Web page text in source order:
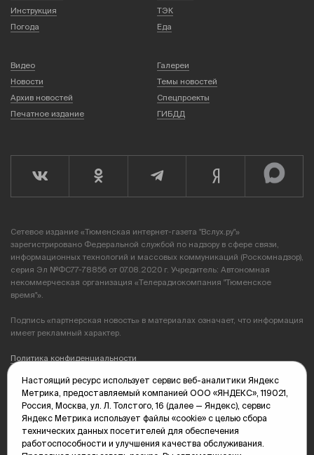
Инструкция
ТЭК
Погода
Еда
Видео
Галереи
Новости
Темы новостей
Архив новостей
Спецпроекты
Печатное издание
ГИБДД
Сетевое издание «Тюменская интернет-газета "Вслух.ру"»
зарегистрировано Федеральной службой по надзору в сфере связи,
информационных технологий и массовых коммуникаций (Роскомнадзор),
серия Эл №ФС77-78856 от 07.08.2020 г. Учредитель: Автономная
некоммерческая организация «Телерадиокомпания "Тюменское
время"».
Подпись «партнерская новость» в материалах означает, что информация
имеет рекламный характер.
Политика конфиденциальности
Редакция: 625035, Тюмень, пр. Геологоразведчиков, 28А
(3452) 68-89-05
edit@vsluh.ru
Главный редактор: Панкина Т.Ю.
kika@vsluh.ru
Настоящий ресурс использует сервис веб-аналитики Яндекс
Метрика, предоставляемый компанией ООО «ЯНДЕКС», 119021,
Россия, Москва, ул. Л. Толстого, 16 (далее — Яндекс), сервис
Яндекс Метрика использует файлы «cookie» с целью сбора
технических данных посетителей для обеспечения
работоспособности и улучшения качества обслуживания.